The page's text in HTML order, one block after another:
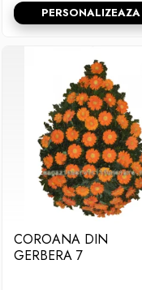
PERSONALIZEAZA
COROANA DIN
GERBERA 7